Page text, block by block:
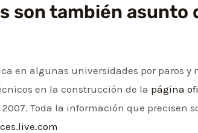
son también asunto
en algunas universidades por paros y
en la construcción de la página
Toda la información que precisen